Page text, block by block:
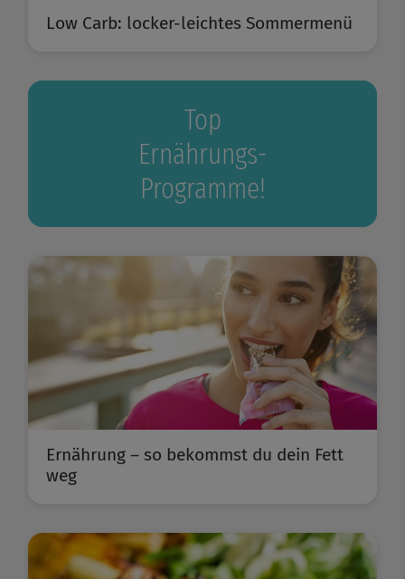
Low Carb: locker-leichtes Sommermenü
Top
Ernährungs-
Programme!
Ernährung – so bekommst du dein Fett
weg